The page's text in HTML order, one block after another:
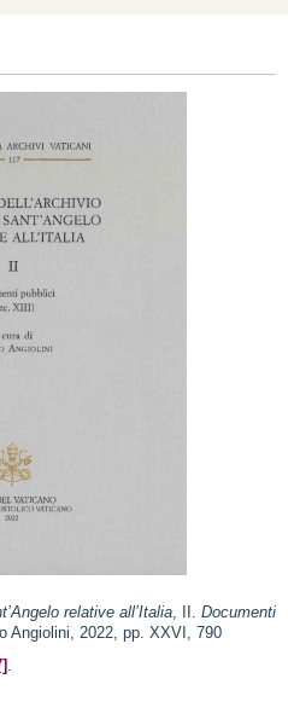
relative all’Italia, II. Documenti
Angiolini, 2022, pp. XXVI, 790
.